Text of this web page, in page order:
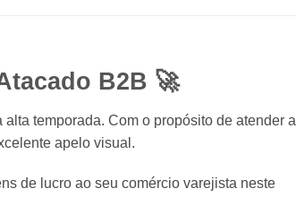
B2B 🚀
temporada. Com o propósito de atender a
apelo visual.
de lucro ao seu comércio varejista neste